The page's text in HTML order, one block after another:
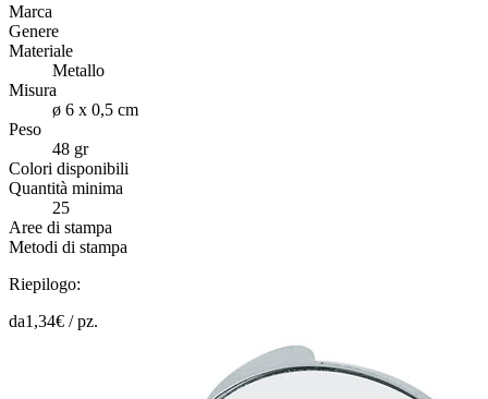
Marca
Genere
Materiale
Metallo
Misura
ø 6 x 0,5 cm
Peso
48 gr
Colori disponibili
Quantità minima
25
Aree di stampa
Metodi di stampa
Riepilogo:
da1,34€ /pz.